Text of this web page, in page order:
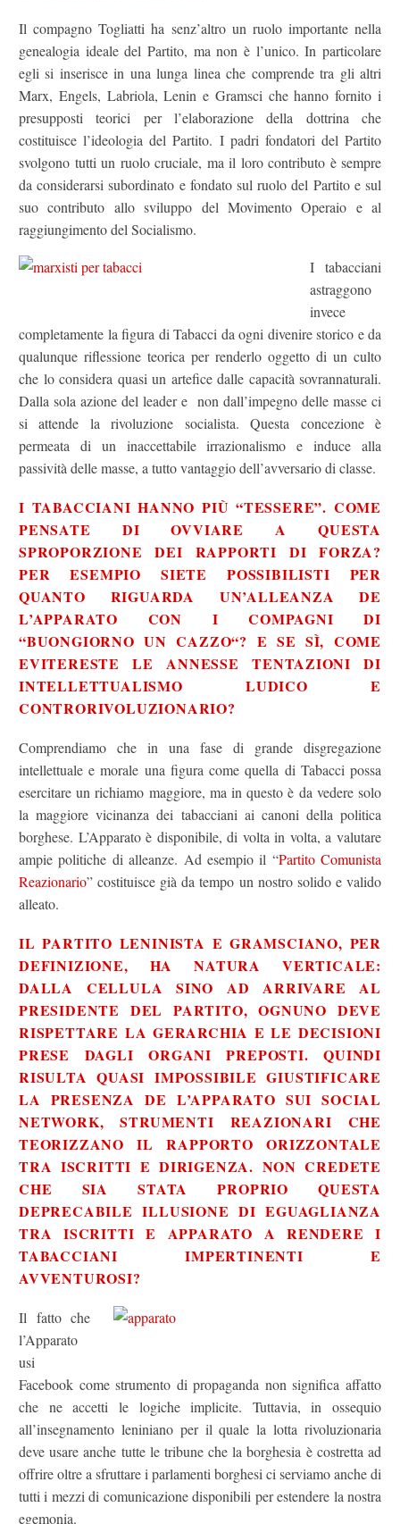
Il compagno Togliatti ha senz’altro un ruolo importante nella
genealogia ideale del Partito, ma non è l’unico. In particolare
egli si inserisce in una lunga linea che comprende tra gli altri
Marx, Engels, Labriola, Lenin e Gramsci che hanno fornito i
presupposti teorici per l’elaborazione della dottrina che
costituisce l’ideologia del Partito. I padri fondatori del Partito
svolgono tutti un ruolo cruciale, ma il loro contributo è sempre
da considerarsi subordinato e fondato sul ruolo del Partito e sul
suo contributo allo sviluppo del Movimento Operaio e al
raggiungimento del Socialismo.
I tabacciani
astraggono
invece
completamente la figura di Tabacci da ogni divenire storico e da
qualunque riflessione teorica per renderlo oggetto di un culto
che lo considera quasi un artefice dalle capacità sovrannaturali.
Dalla sola azione del leader e non dall’impegno delle masse ci
si attende la rivoluzione socialista. Questa concezione è
permeata di un inaccettabile irrazionalismo e induce alla
passività delle masse, a tutto vantaggio dell’avversario di classe.
I TABACCIANI HANNO PIÙ “TESSERE”. COME
PENSATE DI OVVIARE A QUESTA
SPROPORZIONE DEI RAPPORTI DI FORZA?
PER ESEMPIO SIETE POSSIBILISTI PER
QUANTO RIGUARDA UN’ALLEANZA DE
L’APPARATO CON I COMPAGNI DI
“BUONGIORNO UN CAZZO“? E SE SÌ, COME
EVITERESTE LE ANNESSE TENTAZIONI DI
INTELLETTUALISMO LUDICO E
CONTRORIVOLUZIONARIO?
Comprendiamo che in una fase di grande disgregazione
intellettuale e morale una figura come quella di Tabacci possa
esercitare un richiamo maggiore, ma in questo è da vedere solo
la maggiore vicinanza dei tabacciani ai canoni della politica
borghese. L’Apparato è disponibile, di volta in volta, a valutare
ampie politiche di alleanze. Ad esempio il “Partito Comunista
Reazionario” costituisce già da tempo un nostro solido e valido
alleato.
IL PARTITO LENINISTA E GRAMSCIANO, PER
DEFINIZIONE, HA NATURA VERTICALE:
DALLA CELLULA SINO AD ARRIVARE AL
PRESIDENTE DEL PARTITO, OGNUNO DEVE
RISPETTARE LA GERARCHIA E LE DECISIONI
PRESE DAGLI ORGANI PREPOSTI. QUINDI
RISULTA QUASI IMPOSSIBILE GIUSTIFICARE
LA PRESENZA DE L’APPARATO SUI SOCIAL
NETWORK, STRUMENTI REAZIONARI CHE
TEORIZZANO IL RAPPORTO ORIZZONTALE
TRA ISCRITTI E DIRIGENZA. NON CREDETE
CHE SIA STATA PROPRIO QUESTA
DEPRECABILE ILLUSIONE DI EGUAGLIANZA
TRA ISCRITTI E APPARATO A RENDERE I
TABACCIANI IMPERTINENTI E
AVVENTUROSI?
Il fatto che
l’Apparato
usi
Facebook come strumento di propaganda non significa affatto
che ne accetti le logiche implicite. Tuttavia, in ossequio
all’insegnamento leniniano per il quale la lotta rivoluzionaria
deve usare anche tutte le tribune che la borghesia è costretta ad
offrire oltre a sfruttare i parlamenti borghesi ci serviamo anche di
tutti i mezzi di comunicazione disponibili per estendere la nostra
egemonia.